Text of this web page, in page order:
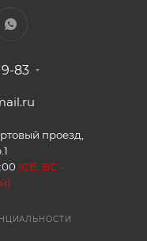
83
проезд,
(СБ, ВС -